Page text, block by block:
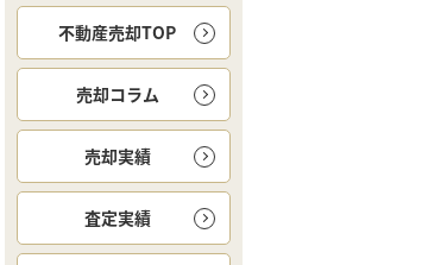
不動産売却TOP
売却コラム
売却実績
査定実績